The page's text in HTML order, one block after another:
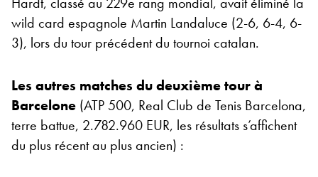
wild card espagnole Martin Landaluce (2-6, 6-4, 6-
3), lors du tour précédent du tournoi catalan.
Les autres matches du deuxième tour à
Barcelone (ATP 500, Real Club de Tenis Barcelona,
terre battue, 2.782.960 EUR, les résultats s’affichent
du plus récent au plus ancien) :